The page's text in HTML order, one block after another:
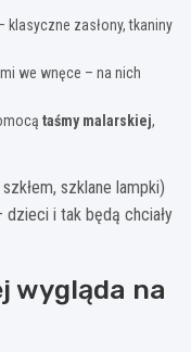
klasyczne zasłony, tkaniny
we wnęce – na nich
taśmy malarskiej,
szklane lampki)
i tak będą chciały
wygląda na